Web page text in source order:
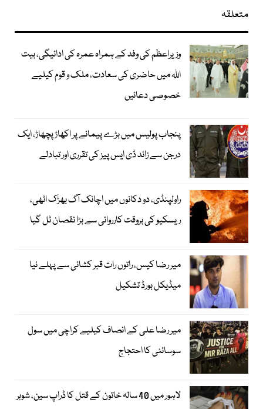
متعلقہ
وزیراعظم کی وفد کے ہمراہ عمرہ کی ادائیگی، بیت
اللہ میں حاضری کی سعادت، ملک و قوم کیلیے
خصوصی دعائیں
پنجاب پولیس میں بڑے پیمانے پر اکھاڑ پچھاڑ، ایک
درجن سے زائد ڈی ایس پیز کی تقرری اور تبادلے
راولپنڈی، دو دکانوں میں اچانک آگ بھڑک اٹھی،
ریسکیو کی بروقت کارروائی سے بڑا نقصان ٹل گیا
میر رضا کیس، راتوں رات قبر کشائی سے پہلے نیا
میڈیکل بورڈ تشکیل
میر رضا علی کے انصاف کیلیے کراچی میں سول
سوسائٹی کا احتجاج
لاہور میں 40 سالہ خاتون کے قتل کا ڈراپ سین، شوہر